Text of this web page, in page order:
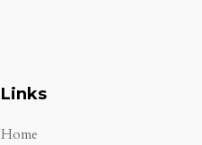
Links
Home